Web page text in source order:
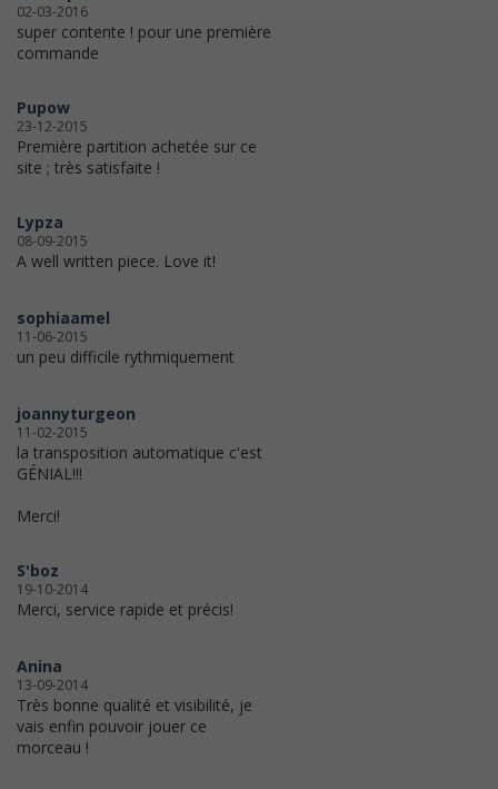
02-03-2016
super contente ! pour une première
commande
Pupow
23-12-2015
Première partition achetée sur ce
site ; très satisfaite !
Lypza
08-09-2015
A well written piece. Love it!
sophiaamel
11-06-2015
un peu difficile rythmiquement
joannyturgeon
11-02-2015
la transposition automatique c'est
GÉNIAL!!!
Merci!
S'boz
19-10-2014
Merci, service rapide et précis!
Anina
13-09-2014
Très bonne qualité et visibilité, je
vais enfin pouvoir jouer ce
morceau !